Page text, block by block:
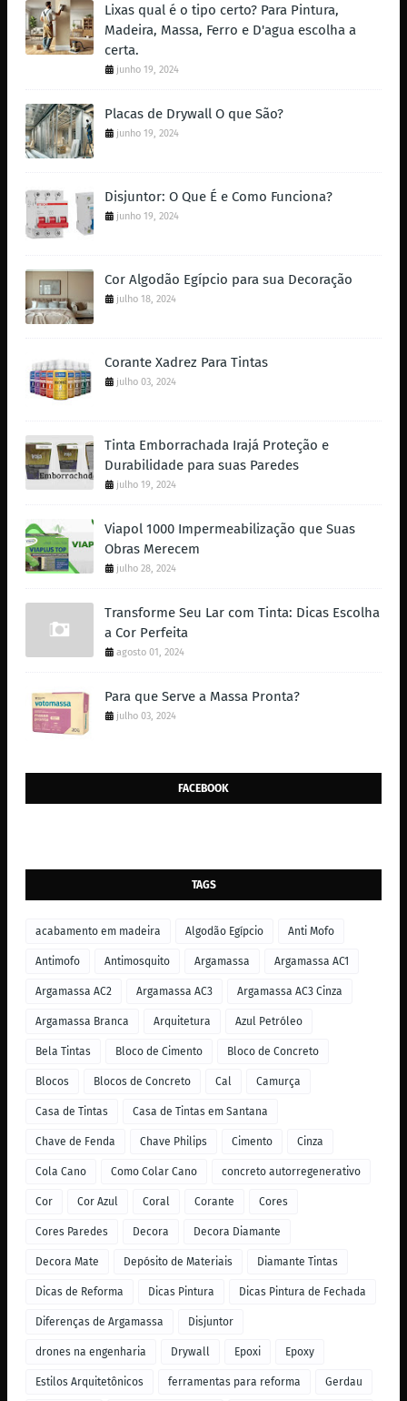
Lixas qual é o tipo certo? Para Pintura,
Madeira, Massa, Ferro e D'agua escolha a
certa.
junho 19, 2024
Placas de Drywall O que São?
junho 19, 2024
Disjuntor: O Que É e Como Funciona?
junho 19, 2024
Cor Algodão Egípcio para sua Decoração
julho 18, 2024
Corante Xadrez Para Tintas
julho 03, 2024
Tinta Emborrachada Irajá Proteção e
Durabilidade para suas Paredes
julho 19, 2024
Viapol 1000 Impermeabilização que Suas
Obras Merecem
julho 28, 2024
Transforme Seu Lar com Tinta: Dicas Escolha
a Cor Perfeita
agosto 01, 2024
Para que Serve a Massa Pronta?
julho 03, 2024
FACEBOOK
TAGS
acabamento em madeira Algodão Egípcio Anti Mofo
Antimofo Antimosquito Argamassa Argamassa AC1
Argamassa AC2 Argamassa AC3 Argamassa AC3 Cinza
Argamassa Branca Arquitetura Azul Petróleo
Bela Tintas Bloco de Cimento Bloco de Concreto
Blocos Blocos de Concreto Cal Camurça
Casa de Tintas Casa de Tintas em Santana
Chave de Fenda Chave Philips Cimento Cinza
Cola Cano Como Colar Cano concreto autorregenerativo
Cor Cor Azul Coral Corante Cores
Cores Paredes Decora Decora Diamante
Decora Mate Depósito de Materiais Diamante Tintas
Dicas de Reforma Dicas Pintura Dicas Pintura de Fechada
Diferenças de Argamassa Disjuntor
drones na engenharia Drywall Epoxi Epoxy
Estilos Arquitetônicos ferramentas para reforma Gerdau